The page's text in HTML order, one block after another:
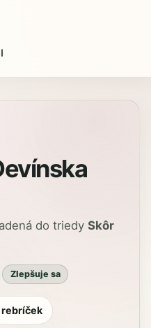
do triedy Skôr
Zlepšuje sa
rebríček